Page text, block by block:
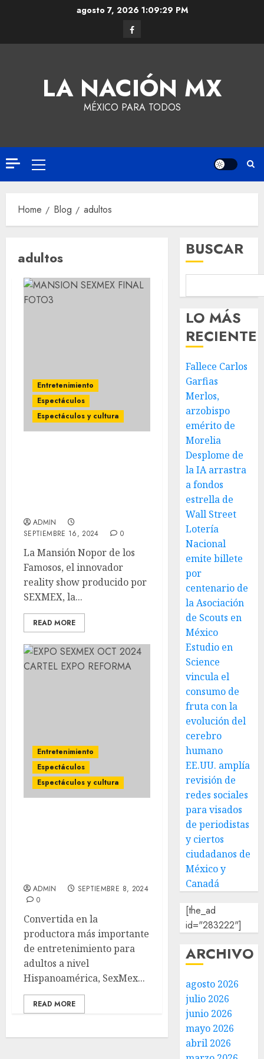
agosto 7, 2026 1:09:29 PM
LA NACIÓN MX
MÉXICO PARA TODOS
Home Blog adultos
adultos
Entretenimiento
Espectáculos
Espectáculos y cultura
ADMIN
SEPTIEMBRE 16, 2024
0
La Mansión Nopor de los
Famosos, el innovador
reality show producido por
SEXMEX, la...
READ MORE
Entretenimiento
Espectáculos
Espectáculos y cultura
ADMIN
SEPTIEMBRE 8, 2024
0
Convertida en la
productora más importante
de entretenimiento para
adultos a nivel
Hispanoamérica, SexMex...
READ MORE
BUSCAR
LO MÁS
RECIENTE
Fallece Carlos
Garfias
Merlos,
arzobispo
emérito de
Morelia
Desplome de
la IA arrastra
a fondos
estrella de
Wall Street
Lotería
Nacional
emite billete
por
centenario de
la Asociación
de Scouts en
México
Estudio en
Science
vincula el
consumo de
fruta con la
evolución del
cerebro
humano
EE.UU. amplía
revisión de
redes sociales
para visados
de periodistas
y ciertos
ciudadanos de
México y
Canadá
[the_ad
id="283222"]
ARCHIVO
agosto 2026
julio 2026
junio 2026
mayo 2026
abril 2026